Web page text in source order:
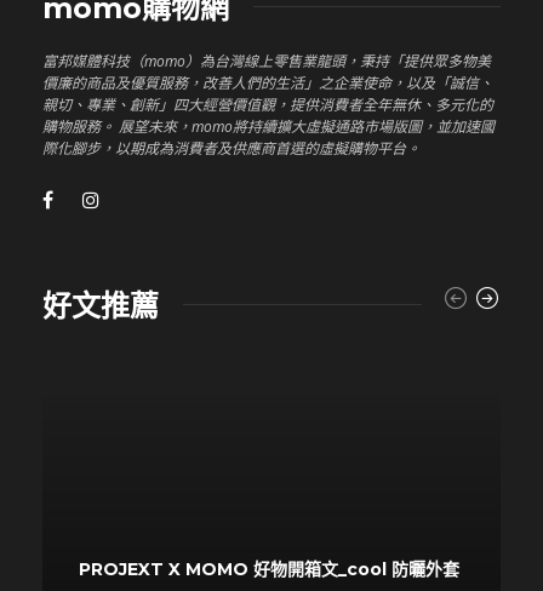
momo購物網
富邦媒體科技（momo）為台灣線上零售業龍頭，秉持「提供眾多物美
價廉的商品及優質服務，改善人們的生活」之企業使命，以及「誠信、
親切、專業、創新」四大經營價值觀，提供消費者全年無休、多元化的
購物服務。 展望未來，momo將持續擴大虛擬通路市場版圖，並加速國
際化腳步，以期成為消費者及供應商首選的虛擬購物平台。
好文推薦
PROJEXT X MOMO 好物開箱文_cool 防曬外套